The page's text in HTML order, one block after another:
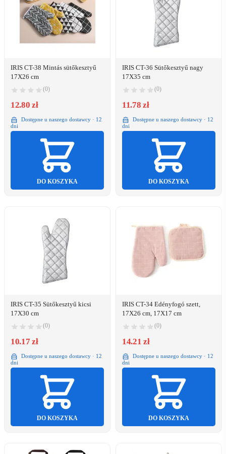
IRIS CT-38 Mintás sütőkesztyű
17X26 cm
(0)
12.80 zł
Dostępne u naszego dostawcy · 12
dni
DO KOSZYKA
IRIS CT-36 Sütőkesztyű nagy
17X35 cm
(0)
11.78 zł
Dostępne u naszego dostawcy · 12
dni
DO KOSZYKA
IRIS CT-35 Sütőkesztyű kicsi
17X30 cm
(0)
10.17 zł
Dostępne u naszego dostawcy · 12
dni
DO KOSZYKA
IRIS CT-34 Edényfogó szett,
17X26 cm, 17X17 cm
(0)
14.21 zł
Dostępne u naszego dostawcy · 12
dni
DO KOSZYKA